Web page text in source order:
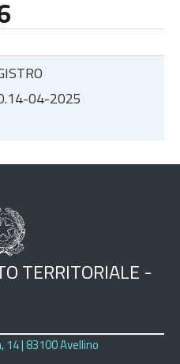
04-2025
TERRITORIALE -
| 83100 Avellino